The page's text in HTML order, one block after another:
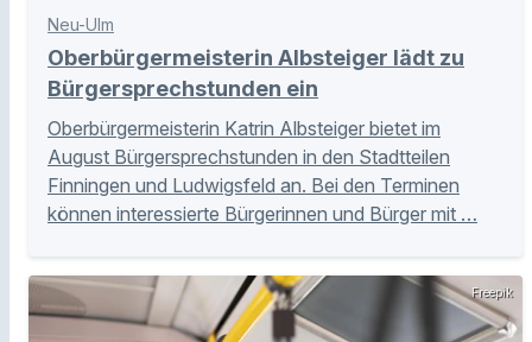
Neu-Ulm
Oberbürgermeisterin Albsteiger lädt zu
Bürgersprechstunden ein
Oberbürgermeisterin Katrin Albsteiger bietet im
August Bürgersprechstunden in den Stadtteilen
Finningen und Ludwigsfeld an. Bei den Terminen
können interessierte Bürgerinnen und Bürger mit …
Freepik